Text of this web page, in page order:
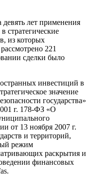
лет применения
стратегические
из которых
221
сделки было
инвестиций в
значение
государства»
г. 178-ФЗ «О
от 13 ноября 2007 г.
и территорий,
режим
раскрытия и
финансовых